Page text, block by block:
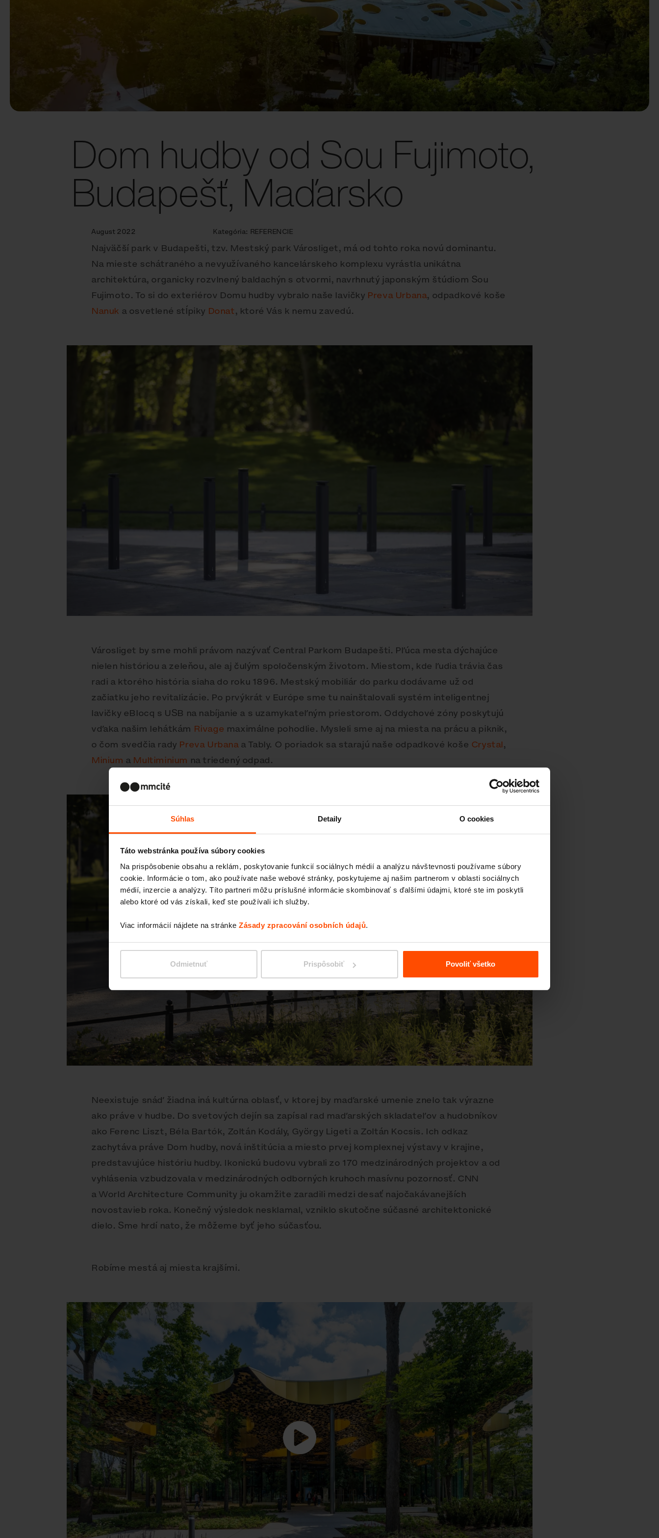
Súhlas Detaily O cookies
Táto webstránka používa súbory cookies
Na prispôsobenie obsahu a reklám, poskytovanie funkcií sociálnych médií a analýzu návštevnosti používame súbory
cookie. Informácie o tom, ako používate naše webové stránky, poskytujeme aj našim partnerom v oblasti sociálnych
médií, inzercie a analýzy. Títo partneri môžu príslušné informácie skombinovať s ďalšími údajmi, ktoré ste im poskytli
alebo ktoré od vás získali, keď ste používali ich služby.
Viac informácií nájdete na stránke Zásady zpracování osobních údajů.
Odmietnuť Prispôsobiť Povoliť všetko
Dom hudby od Sou Fujimoto,
Budapešť, Maďarsko
August 2022 Kategória: REFERENCIE
Najväčší park v Budapešti, tzv. Mestský park Városliget, má od tohto roka novú dominantu.
Na mieste schátraného a nevyužívaného kancelárskeho komplexu vyrástla unikátna
architektúra, organicky rozvlnený baldachýn s otvormi, navrhnutý japonským štúdiom Sou
Fujimoto. To si do exteriérov Domu hudby vybralo naše lavičky Preva Urbana, odpadkové koše
Nanuk a osvetlené stĺpiky Donat, ktoré Vás k nemu zavedú.
Városliget by sme mohli právom nazývať Central Parkom Budapešti. Pľúca mesta dýchajúce
nielen históriou a zeleňou, ale aj čulým spoločenským životom. Miestom, kde ľudia trávia čas
radi a ktorého história siaha do roku 1896. Mestský mobiliár do parku dodávame už od
začiatku jeho revitalizácie. Po prvýkrát v Európe sme tu nainštalovali systém inteligentnej
lavičky eBlocq s USB na nabíjanie a s uzamykateľným priestorom. Oddychové zóny poskytujú
vďaka našim lehátkám Rivage maximálne pohodlie. Mysleli sme aj na miesta na prácu a piknik,
o čom svedčia rady Preva Urbanaa Tably. O poriadok sa starajú naše odpadkové koše Crystal,
Minium a Multiminium na triedený odpad.
Neexistuje snáď žiadna iná kultúrna oblasť, v ktorej by maďarské umenie znelo tak výrazne
ako práve v hudbe. Do svetových dejín sa zapísal rad maďarských skladateľov a hudobníkov
ako Ferenc Liszt, Béla Bartók, Zoltán Kodály, György Ligeti a Zoltán Kocsis. Ich odkaz
zachytáva práve Dom hudby, nová inštitúcia a miesto prvej komplexnej výstavy v krajine,
predstavujúce históriu hudby. Ikonickú budovu vybrali zo 170 medzinárodných projektov a od
vyhlásenia vzbudzovala v medzinárodných odborných kruhoch masívnu pozornosť. CNN
a World Architecture Community ju okamžite zaradili medzi desať najočakávanejších
novostavieb roka. Konečný výsledok nesklamal, vzniklo skutočne súčasné architektonické
dielo. Sme hrdí nato, že môžeme byť jeho súčasťou.
Robíme mestá aj miesta krajšími.